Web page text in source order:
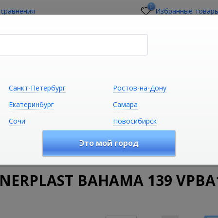
0 Избранные
Сантехника Климатическая
Ванны Акриловые ванны Акриловая ванна
BAHAMA 139
Санкт-Петербург
Ростов-на-Дону
Екатеринбург
Самара
Сочи Новосибирск
Это мой город